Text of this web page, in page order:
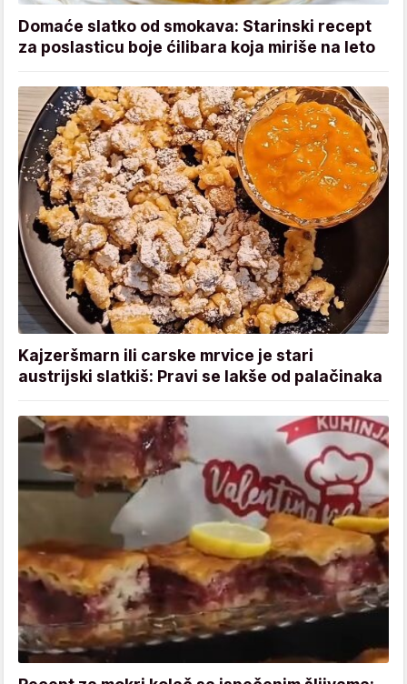
Domaće slatko od smokava: Starinski recept
za poslasticu boje ćilibara koja miriše na leto
Kajzeršmarn ili carske mrvice je stari
austrijski slatkiš: Pravi se lakše od palačinaka